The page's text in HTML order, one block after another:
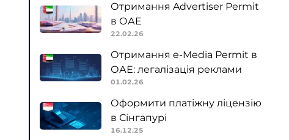
Отримання Advertiser Permit
в ОАЕ
22.02.26
Отримання e-Media Permit в
ОАЕ: легалізація реклами
01.02.26
Оформити платіжну ліцензію
в Сінгапурі
16.12.25